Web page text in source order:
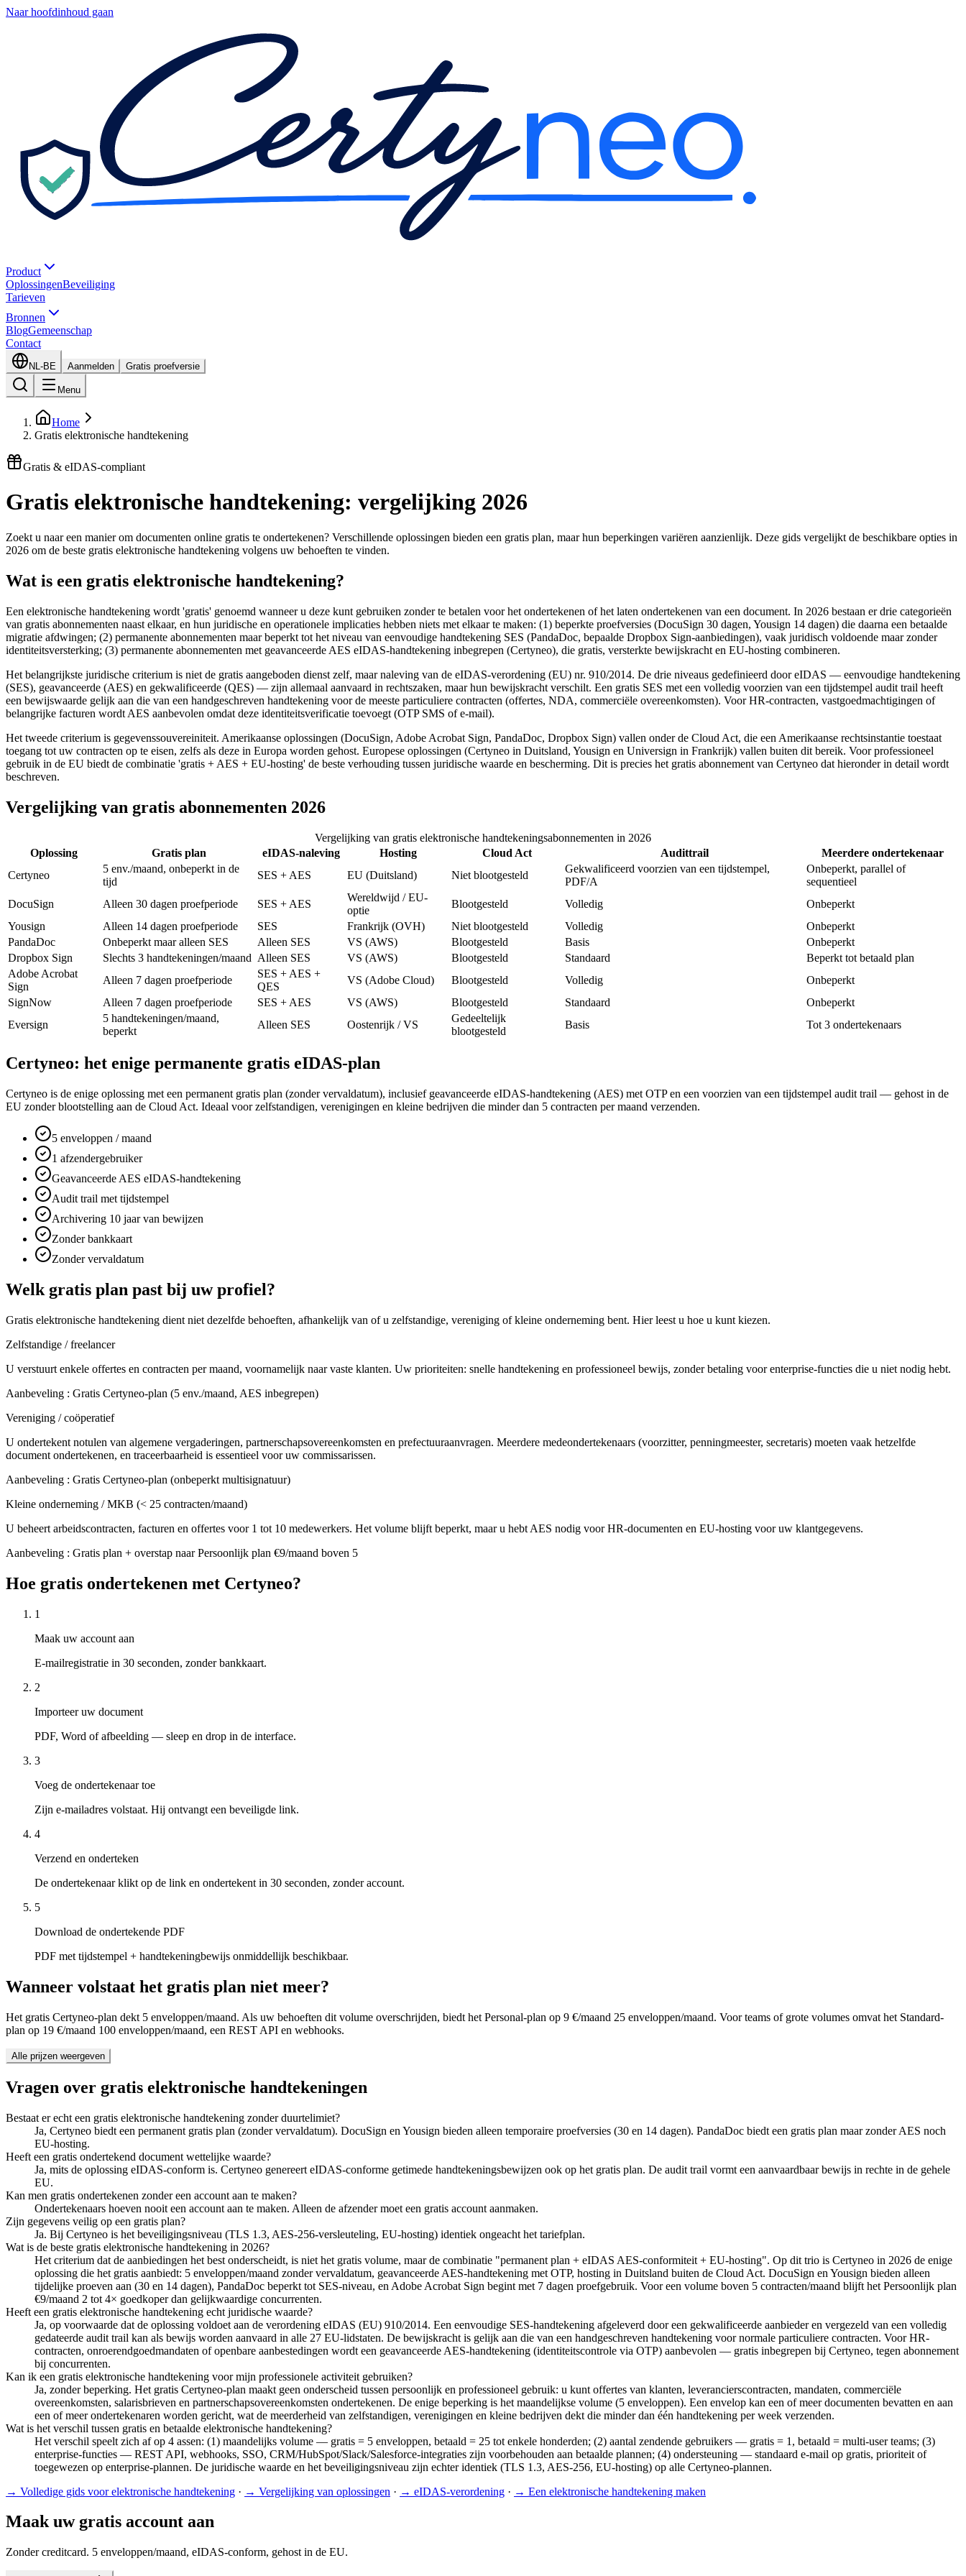
Naar hoofdinhoud gaan
Product
OplossingenBeveiliging
Tarieven
Bronnen
BlogGemeenschap
Contact
NL-BE Aanmelden Gratis proefversie
Menu
Home
Gratis elektronische handtekening
Gratis & eIDAS-compliant
Gratis elektronische handtekening: vergelijking 2026
Zoekt u naar een manier om documenten online gratis te ondertekenen? Verschillende oplossingen bieden een gratis plan, maar hun beperkingen variëren aanzienlijk. Deze gids vergelijkt de beschikbare opties in
2026 om de beste gratis elektronische handtekening volgens uw behoeften te vinden.
Wat is een gratis elektronische handtekening?
Een elektronische handtekening wordt 'gratis' genoemd wanneer u deze kunt gebruiken zonder te betalen voor het ondertekenen of het laten ondertekenen van een document. In 2026 bestaan er drie categorieën
van gratis abonnementen naast elkaar, en hun juridische en operationele implicaties hebben niets met elkaar te maken: (1) beperkte proefversies (DocuSign 30 dagen, Yousign 14 dagen) die daarna een betaalde
migratie afdwingen; (2) permanente abonnementen maar beperkt tot het niveau van eenvoudige handtekening SES (PandaDoc, bepaalde Dropbox Sign-aanbiedingen), vaak juridisch voldoende maar zonder
identiteitsversterking; (3) permanente abonnementen met geavanceerde AES eIDAS-handtekening inbegrepen (Certyneo), die gratis, versterkte bewijskracht en EU-hosting combineren.
Het belangrijkste juridische criterium is niet de gratis aangeboden dienst zelf, maar naleving van de eIDAS-verordening (EU) nr. 910/2014. De drie niveaus gedefinieerd door eIDAS — eenvoudige handtekening
(SES), geavanceerde (AES) en gekwalificeerde (QES) — zijn allemaal aanvaard in rechtszaken, maar hun bewijskracht verschilt. Een gratis SES met een volledig voorzien van een tijdstempel audit trail heeft
een bewijswaarde gelijk aan die van een handgeschreven handtekening voor de meeste particuliere contracten (offertes, NDA, commerciële overeenkomsten). Voor HR-contracten, vastgoedmachtigingen of
belangrijke facturen wordt AES aanbevolen omdat deze identiteitsverificatie toevoegt (OTP SMS of e-mail).
Het tweede criterium is gegevenssouvereiniteit. Amerikaanse oplossingen (DocuSign, Adobe Acrobat Sign, PandaDoc, Dropbox Sign) vallen onder de Cloud Act, die een Amerikaanse rechtsinstantie toestaat
toegang tot uw contracten op te eisen, zelfs als deze in Europa worden gehost. Europese oplossingen (Certyneo in Duitsland, Yousign en Universign in Frankrijk) vallen buiten dit bereik. Voor professioneel
gebruik in de EU biedt de combinatie 'gratis + AES + EU-hosting' de beste verhouding tussen juridische waarde en bescherming. Dit is precies het gratis abonnement van Certyneo dat hieronder in detail wordt
beschreven.
Vergelijking van gratis abonnementen 2026
Vergelijking van gratis elektronische handtekeningsabonnementen in 2026
Oplossing
Gratis plan eIDAS-naleving Hosting Cloud Act Audittrail
Meerdere ondertekenaar
Certyneo
5 env./maand, onbeperkt in de
tijd
SES + AES EU (Duitsland) Niet blootgesteld
Gekwalificeerd voorzien van een tijdstempel,
PDF/A
Onbeperkt, parallel of
sequentieel
DocuSign
Alleen 30 dagen proefperiode SES + AES
Wereldwijd / EU-
optie
Blootgesteld Volledig
Onbeperkt
Yousign
Alleen 14 dagen proefperiode SES Frankrijk (OVH) Niet blootgesteld Volledig
Onbeperkt
PandaDoc
Onbeperkt maar alleen SES Alleen SES VS (AWS) Blootgesteld Basis
Onbeperkt
Dropbox Sign
Slechts 3 handtekeningen/maand Alleen SES VS (AWS) Blootgesteld Standaard
Beperkt tot betaald plan
Adobe Acrobat
Sign
Alleen 7 dagen proefperiode
SES + AES +
QES
VS (Adobe Cloud) Blootgesteld Volledig
Onbeperkt
SignNow
Alleen 7 dagen proefperiode SES + AES VS (AWS) Blootgesteld Standaard
Onbeperkt
Eversign
5 handtekeningen/maand,
beperkt
Alleen SES Oostenrijk / VS
Gedeeltelijk
blootgesteld
Basis Tot 3 ondertekenaars
Certyneo: het enige permanente gratis eIDAS-plan
Certyneo is de enige oplossing met een permanent gratis plan (zonder vervaldatum), inclusief geavanceerde eIDAS-handtekening (AES) met OTP en een voorzien van een tijdstempel audit trail — gehost in de
EU zonder blootstelling aan de Cloud Act. Ideaal voor zelfstandigen, verenigingen en kleine bedrijven die minder dan 5 contracten per maand verzenden.
5 enveloppen / maand
1 afzendergebruiker
Geavanceerde AES eIDAS-handtekening
Audit trail met tijdstempel
Archivering 10 jaar van bewijzen
Zonder bankkaart
Zonder vervaldatum
Welk gratis plan past bij uw profiel?
Gratis elektronische handtekening dient niet dezelfde behoeften, afhankelijk van of u zelfstandige, vereniging of kleine onderneming bent. Hier leest u hoe u kunt kiezen.
Zelfstandige / freelancer
U verstuurt enkele offertes en contracten per maand, voornamelijk naar vaste klanten. Uw prioriteiten: snelle handtekening en professioneel bewijs, zonder betaling voor enterprise-functies die u niet nodig hebt.
Aanbeveling : Gratis Certyneo-plan (5 env./maand, AES inbegrepen)
Vereniging / coöperatief
U ondertekent notulen van algemene vergaderingen, partnerschapsovereenkomsten en prefectuuraanvragen. Meerdere medeondertekenaars (voorzitter, penningmeester, secretaris) moeten vaak hetzelfde
document ondertekenen, en traceerbaarheid is essentieel voor uw commissarissen.
Aanbeveling : Gratis Certyneo-plan (onbeperkt multisignatuur)
Kleine onderneming / MKB (< 25 contracten/maand)
U beheert arbeidscontracten, facturen en offertes voor 1 tot 10 medewerkers. Het volume blijft beperkt, maar u hebt AES nodig voor HR-documenten en EU-hosting voor uw klantgegevens.
Aanbeveling : Gratis plan + overstap naar Persoonlijk plan €9/maand boven 5
Hoe gratis ondertekenen met Certyneo?
1
Maak uw account aan
E-mailregistratie in 30 seconden, zonder bankkaart.
2
Importeer uw document
PDF, Word of afbeelding — sleep en drop in de interface.
3
Voeg de ondertekenaar toe
Zijn e-mailadres volstaat. Hij ontvangt een beveiligde link.
4
Verzend en onderteken
De ondertekenaar klikt op de link en ondertekent in 30 seconden, zonder account.
5
Download de ondertekende PDF
PDF met tijdstempel + handtekeningbewijs onmiddellijk beschikbaar.
Wanneer volstaat het gratis plan niet meer?
Het gratis Certyneo-plan dekt 5 enveloppen/maand. Als uw behoeften dit volume overschrijden, biedt het Personal-plan op 9 €/maand 25 enveloppen/maand. Voor teams of grote volumes omvat het Standard-
plan op 19 €/maand 100 enveloppen/maand, een REST API en webhooks.
Alle prijzen weergeven
Vragen over gratis elektronische handtekeningen
Bestaat er echt een gratis elektronische handtekening zonder duurtelimiet?
Ja, Certyneo biedt een permanent gratis plan (zonder vervaldatum). DocuSign en Yousign bieden alleen temporaire proefversies (30 en 14 dagen). PandaDoc biedt een gratis plan maar zonder AES noch
EU-hosting.
Heeft een gratis ondertekend document wettelijke waarde?
Ja, mits de oplossing eIDAS-conform is. Certyneo genereert eIDAS-conforme getimede handtekeningsbewijzen ook op het gratis plan. De audit trail vormt een aanvaardbaar bewijs in rechte in de gehele
EU.
Kan men gratis ondertekenen zonder een account aan te maken?
Ondertekenaars hoeven nooit een account aan te maken. Alleen de afzender moet een gratis account aanmaken.
Zijn gegevens veilig op een gratis plan?
Ja. Bij Certyneo is het beveiligingsniveau (TLS 1.3, AES-256-versleuteling, EU-hosting) identiek ongeacht het tariefplan.
Wat is de beste gratis elektronische handtekening in 2026?
Het criterium dat de aanbiedingen het best onderscheidt, is niet het gratis volume, maar de combinatie "permanent plan + eIDAS AES-conformiteit + EU-hosting". Op dit trio is Certyneo in 2026 de enige
oplossing die het gratis aanbiedt: 5 enveloppen/maand zonder vervaldatum, geavanceerde AES-handtekening met OTP, hosting in Duitsland buiten de Cloud Act. DocuSign en Yousign bieden alleen
tijdelijke proeven aan (30 en 14 dagen), PandaDoc beperkt tot SES-niveau, en Adobe Acrobat Sign begint met 7 dagen proefgebruik. Voor een volume boven 5 contracten/maand blijft het Persoonlijk plan
€9/maand 2 tot 4× goedkoper dan gelijkwaardige concurrenten.
Heeft een gratis elektronische handtekening echt juridische waarde?
Ja, op voorwaarde dat de oplossing voldoet aan de verordening eIDAS (EU) 910/2014. Een eenvoudige SES-handtekening afgeleverd door een gekwalificeerde aanbieder en vergezeld van een volledig
gedateerde audit trail kan als bewijs worden aanvaard in alle 27 EU-lidstaten. De bewijskracht is gelijk aan die van een handgeschreven handtekening voor normale particuliere contracten. Voor HR-
contracten, onroerendgoedmandaten of openbare aanbestedingen wordt een geavanceerde AES-handtekening (identiteitscontrole via OTP) aanbevolen — gratis inbegrepen bij Certyneo, tegen abonnement
bij concurrenten.
Kan ik een gratis elektronische handtekening voor mijn professionele activiteit gebruiken?
Ja, zonder beperking. Het gratis Certyneo-plan maakt geen onderscheid tussen persoonlijk en professioneel gebruik: u kunt offertes van klanten, leverancierscontracten, mandaten, commerciële
overeenkomsten, salarisbrieven en partnerschapsovereenkomsten ondertekenen. De enige beperking is het maandelijkse volume (5 enveloppen). Een envelop kan een of meer documenten bevatten en aan
een of meer ondertekenaren worden gericht, wat de meerderheid van zelfstandigen, verenigingen en kleine bedrijven dekt die minder dan één handtekening per week verzenden.
Wat is het verschil tussen gratis en betaalde elektronische handtekening?
Het verschil speelt zich af op 4 assen: (1) maandelijks volume — gratis = 5 enveloppen, betaald = 25 tot enkele honderden; (2) aantal zendende gebruikers — gratis = 1, betaald = multi-user teams; (3)
enterprise-functies — REST API, webhooks, SSO, CRM/HubSpot/Slack/Salesforce-integraties zijn voorbehouden aan betaalde plannen; (4) ondersteuning — standaard e-mail op gratis, prioriteit of
toegewezen op enterprise-plannen. De juridische waarde en het beveiligingsniveau zijn echter identiek (TLS 1.3, AES-256, EU-hosting) op alle Certyneo-plannen.
→ Volledige gids voor elektronische handtekening · → Vergelijking van oplossingen · → eIDAS-verordening · → Een elektronische handtekening maken
Maak uw gratis account aan
Zonder creditcard. 5 enveloppen/maand, eIDAS-conform, gehost in de EU.